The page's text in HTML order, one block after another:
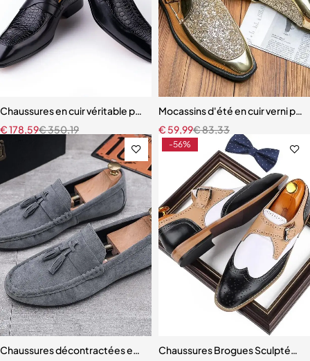
Chaussures en cuir véritable pour hommes pour soirée d'affaires
€350,19
€178,59
Mocassins d'été en cuir verni
€83,33
€ 59,99
Chaussures décontractées en cuir souple pour hommes
-56%
Chaussures Brogues Sculptées